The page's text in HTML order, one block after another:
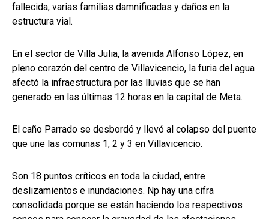
fallecida, varias familias damnificadas y daños en la
estructura vial.
En el sector de Villa Julia, la avenida Alfonso López, en
pleno corazón del centro de Villavicencio, la furia del agua
afectó la infraestructura por las lluvias que se han
generado en las últimas 12 horas en la capital de Meta.
El caño Parrado se desbordó y llevó al colapso del puente
que une las comunas 1, 2 y 3 en Villavicencio.
Son 18 puntos críticos en toda la ciudad, entre
deslizamientos e inundaciones. Np hay una cifra
consolidada porque se están haciendo los respectivos